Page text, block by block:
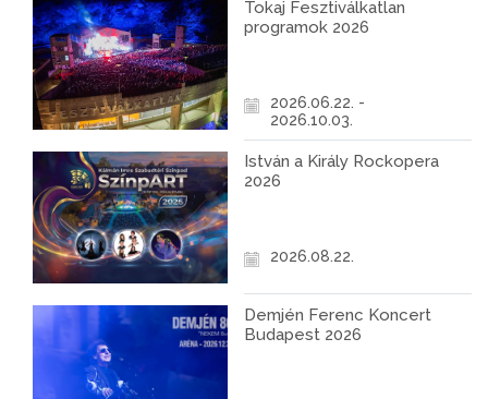
Tokaj Fesztiválkatlan
programok 2026
2026.06.22. -
2026.10.03.
István a Király Rockopera
2026
2026.08.22.
Demjén Ferenc Koncert
Budapest 2026